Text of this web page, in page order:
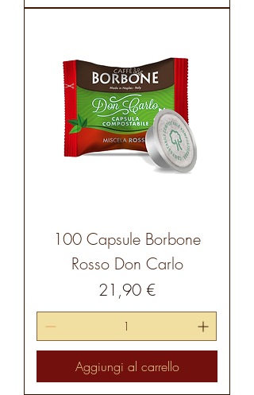
100 Capsule Borbone
Rosso Don Carlo
Prezzo
21,90 €
Aggiungi al carrello